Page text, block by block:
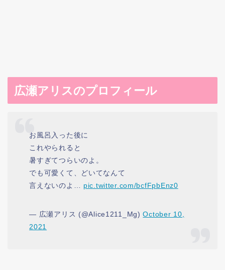
広瀬アリスのプロフィール
お風呂入った後に
これやられると
暑すぎてつらいのよ。
でも可愛くて、どいてなんて
言えないのよ… pic.twitter.com/bcfFpbEnz0
— 広瀬アリス (@Alice1211_Mg)October 10,
2021